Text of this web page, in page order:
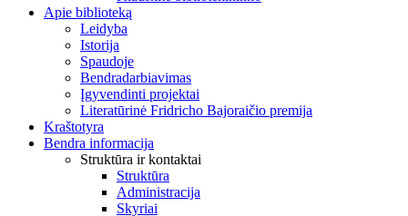
Apie biblioteką
Leidyba
Istorija
Spaudoje
Bendradarbiavimas
Įgyvendinti projektai
Literatūrinė Fridricho Bajoraičio premija
Kraštotyra
Bendra informacija
Struktūra ir kontaktai
Struktūra
Administracija
Skyriai